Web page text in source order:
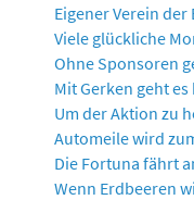
Eigener Verein
Viele glückliche
Ohne Sponsoren
Mit Gerken geht
Um der Aktion zu
Automeile wird
Die Fortuna fährt
Wenn Erdbeeren